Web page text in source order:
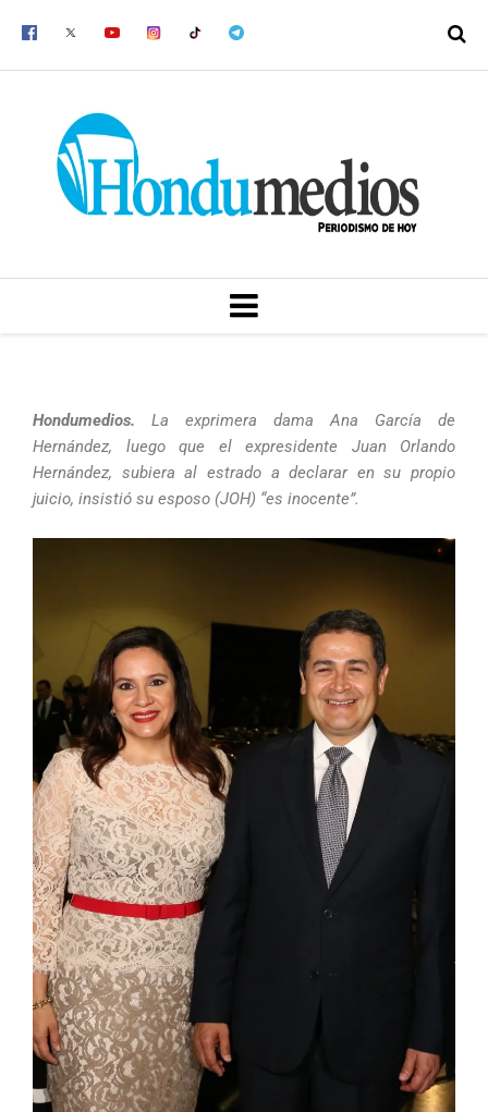
MENU
Hondumedios. La exprimera dama Ana García de
Hernández, luego que el expresidente Juan Orlando
Hernández, subiera al estrado a declarar en su propio
juicio, insistió su esposo (JOH) “es inocente”.